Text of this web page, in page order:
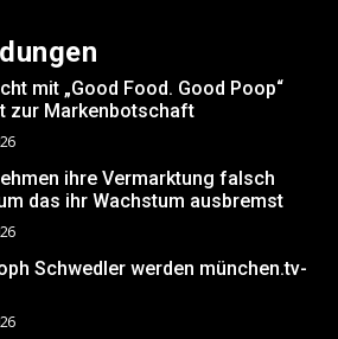
mit „Good Food. Good Poop“
zur Markenbotschaft
ihre Vermarktung falsch
das ihr Wachstum ausbremst
Schwedler werden münchen.tv-